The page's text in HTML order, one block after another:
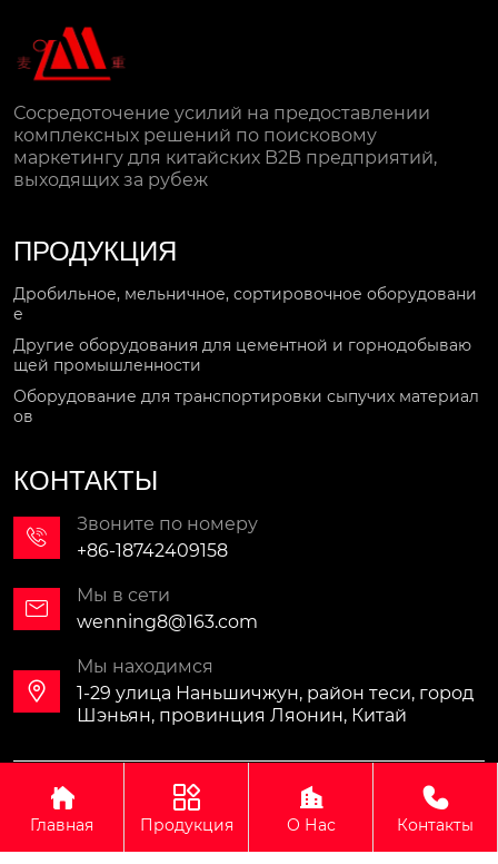
Сосредоточение усилий на предоставлении
комплексных решений по поисковому
маркетингу для китайских B2B предприятий,
выходящих за рубеж
ПРОДУКЦИЯ
Дробильное, мельничное, сортировочное оборудовани
е
Другие оборудования для цементной и горнодобываю
щей промышленности
Оборудование для транспортировки сыпучих материал
ов
КОНТАКТЫ

Звоните по номеру
+86-18742409158

Мы в сети
wenning8@163.com

Мы находимся
1-29 улица Наньшичжун, район теси, город
Шэньян, провинция Ляонин, Китай
Авторское право©ООО Синомали Тяжёлая Машина
Экспортно-импортная компания(Шэньян)

Главная

Продукция

О Нас

Контакты